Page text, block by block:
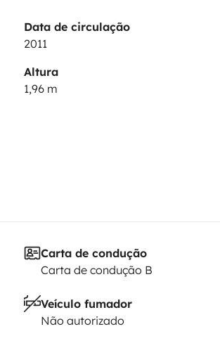
Data de circulação
2011
Altura
1,96 m
Carta de condução
Carta de condução B
Veículo fumador
Não autorizado